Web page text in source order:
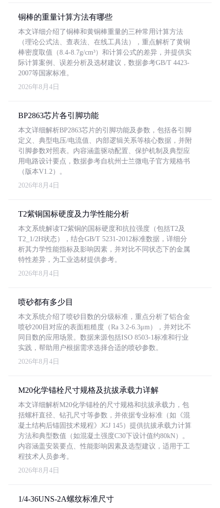
铜棒的重量计算方法有哪些
本文详细介绍了铜棒和黄铜棒重量的三种常用计算方法
（理论公式法、查表法、在线工具法），重点解析了黄铜
棒密度取值（8.4-8.7g/cm³）和计算公式的差异，并提供实
际计算案例、误差分析及选材建议，数据参考GB/T 4423-
2007等国家标准。
2026年8月4日
BP2863芯片各引脚功能
本文详细解析BP2863芯片的引脚功能及参数，包括各引脚
定义、典型电压/电流值、内部逻辑关系等核心数据，并附
引脚参数对照表。内容涵盖驱动配置、保护机制及典型应
用电路设计要点，数据参考自杭州士兰微电子官方规格书
（版本V1.2）。
2026年8月4日
T2紫铜国标硬度及力学性能分析
本文系统解读T2紫铜的国标硬度和抗拉强度（包括T2及
T2_1/2H状态），结合GB/T 5231-2012标准数据，详细分
析其力学性能指标及影响因素，并对比不同状态下的金属
特性差异，为工业选材提供参考。
2026年8月4日
喷砂都有多少目
本文系统介绍了喷砂目数的分级标准，重点分析了铝合金
喷砂200目对应的表面粗糙度（Ra 3.2-6.3μm），并对比不
同目数的应用场景。数据来源包括ISO 8503-1标准和行业
实践，帮助用户根据需求选择合适的喷砂参数。
2026年8月4日
M20化学锚栓尺寸规格及抗拔承载力详解
本文详细解析M20化学锚栓的尺寸规格和抗拔承载力，包
括螺杆直径、钻孔尺寸等参数，并依据专业标准（如《混
凝土结构后锚固技术规程》JGJ 145）提供抗拔承载力计算
方法和典型数值（如混凝土强度C30下设计值约80kN）。
内容涵盖安装要点、性能影响因素及选型建议，适用于工
程技术人员参考。
2026年8月4日
1/4-36UNS-2A螺纹标准尺寸